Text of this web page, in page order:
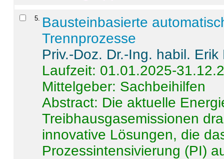
5
Bausteinbasierte
Trennprozesse
Priv.-Doz. Dr.-Ing. habil. Erik
Laufzeit: 01.01.2025-
Mittelgeber: Sachbeihilfen
Abstract: Die aktuelle
Treibhausgasemissionen
innovative Lösungen, die
Prozessintensivierung (PI)